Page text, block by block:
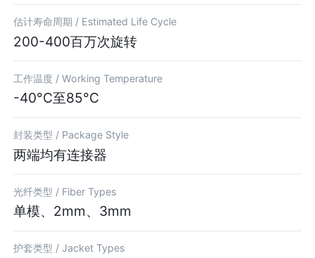
估计寿命周期 / Estimated Life Cycle
200-400百万次旋转
工作温度 /Working Temperature
-40°C至85°C
封装类型 / Package Style
两端均有连接器
光纤类型 / Fiber Types
单模、2mm、3mm
护套类型 /Jacket Types